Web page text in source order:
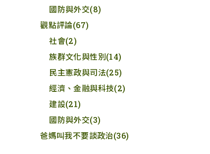
國防與外交(8)
觀點評論(67)
社會(2)
族群文化與性別(14)
民主憲政與司法(25)
經濟、金融與科技(2)
建設(21)
國防與外交(3)
爸媽叫我不要談政治(36)